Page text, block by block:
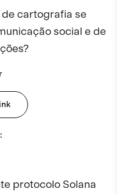
cartografia se
social e de
:
protocolo Solana